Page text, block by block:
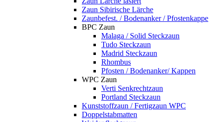
Zaun Sibirische Lärche
Zaunbefest. / Bodenanker / Pfostenkappe
BPC Zaun
Malaga / Solid Steckzaun
Tudo Steckzaun
Madrid Steckzaun
Rhombus
Pfosten / Bodenanker/ Kappen
WPC Zaun
Verti Senkrechtzaun
Portland Steckzaun
Kunststoffzaun / Fertigzaun WPC
Doppelstabmatten